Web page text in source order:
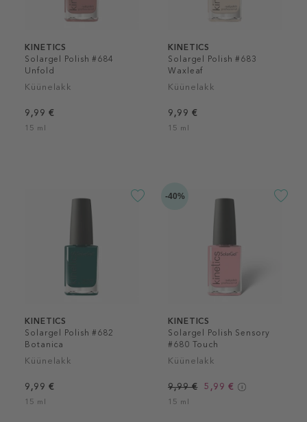
KINETICS
Solargel Polish #684
Unfold
Küünelakk
9,99 €
15 ml
KINETICS
Solargel Polish #683
Waxleaf
Küünelakk
9,99 €
15 ml
KINETICS
Solargel Polish #682
Botanica
Küünelakk
9,99 €
15 ml
-40%
KINETICS
Solargel Polish Sensory
#680 Touch
Küünelakk
9,99 € 5,99 €
15 ml